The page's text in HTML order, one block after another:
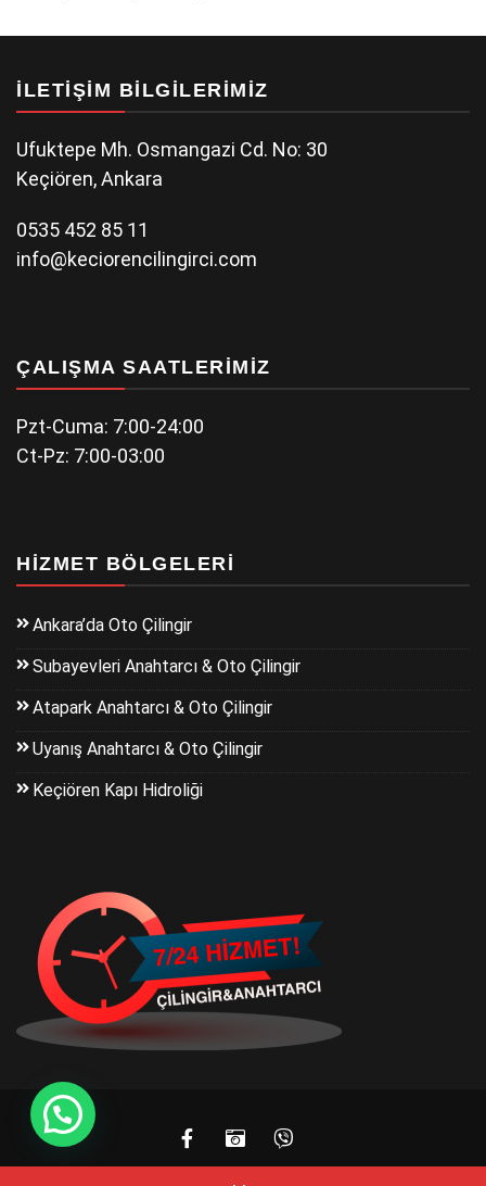
İLETIŞIM BILGILERIMIZ
Ufuktepe Mh. Osmangazi Cd. No: 30
Keçiören, Ankara
0535 452 85 11
info@keciorencilingirci.com
ÇALIŞMA SAATLERIMIZ
Pzt-Cuma: 7:00-24:00
Ct-Pz: 7:00-03:00
HIZMET BÖLGELERI
Ankara’da Oto Çilingir
Subayevleri Anahtarcı & Oto Çilingir
Atapark Anahtarcı & Oto Çilingir
Uyanış Anahtarcı & Oto Çilingir
Keçiören Kapı Hidroliği